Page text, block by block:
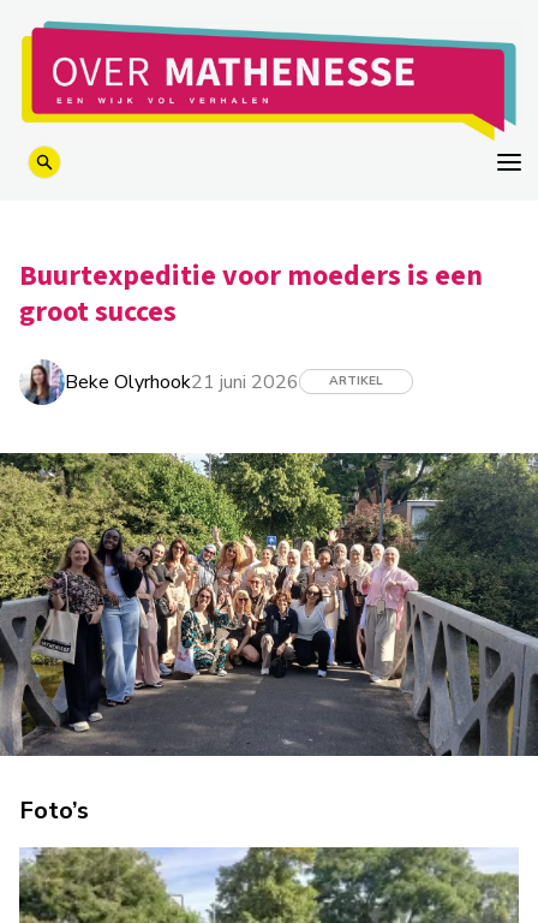
Buurtexpeditie voor moeders is een
groot succes
Beke Olyrhook21 juni 2026 ARTIKEL
Foto’s